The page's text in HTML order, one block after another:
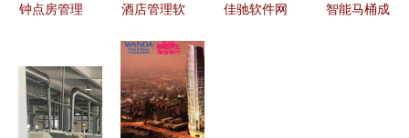
钟点房管理
理系统中的
高效运营策
略
酒店管理软
价格、报价
与批发策略
解析
佳驰软件网
智能马桶成